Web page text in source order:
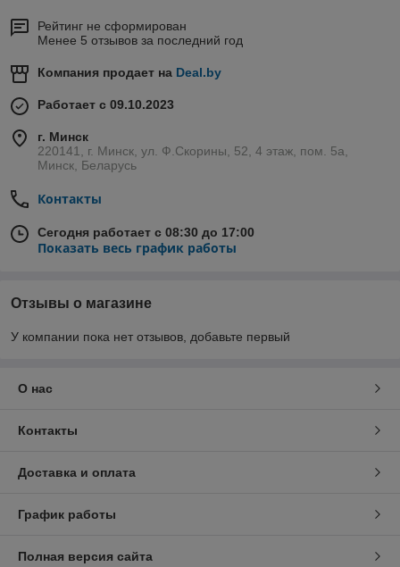
Рейтинг не сформирован
Менее 5 отзывов за последний год
Компания продает на Deal.by
Работает с 09.10.2023
г. Минск
220141, г. Минск, ул. Ф.Скорины, 52, 4 этаж, пом. 5а,
Минск, Беларусь
Контакты
Сегодня работает с 08:30 до 17:00
Показать весь график работы
Отзывы о магазине
У компании пока нет отзывов, добавьте первый
О нас
Контакты
Доставка и оплата
График работы
Полная версия сайта